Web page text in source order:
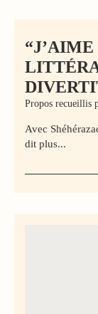
Propos recueillis
Avec
dit plus...